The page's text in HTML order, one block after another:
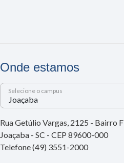
Onde estamos
Selecione o campus
Rua Getúlio Vargas, 2125 - Bairro
Joaçaba - SC - CEP 89600-000
Telefone (49) 3551-2000